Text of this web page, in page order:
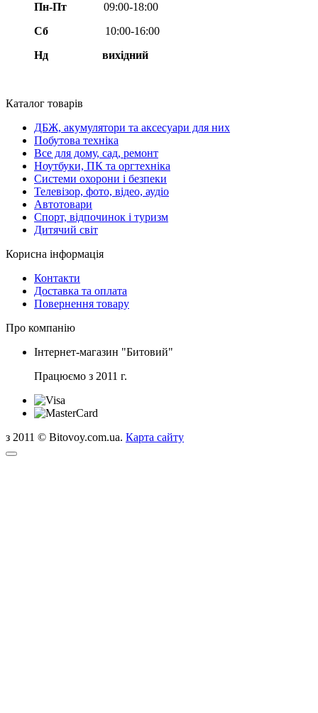
Пн-Пт
09:00-18:00
Сб
10:00-16:00
Нд вихідний
Каталог товарів
ДБЖ, акумулятори та аксесуари для них
Побутова техніка
Все для дому, сад, ремонт
Ноутбуки, ПК та оргтехніка
Системи охорони і безпеки
Телевізор, фото, відео, аудіо
Автотовари
Спорт, відпочинок і туризм
Дитячий світ
Корисна інформація
Контакти
Доставка та оплата
Повернення товару
Про компанію
Інтернет-магазин "Битовий"
Працюємо з 2011 г.
з 2011 © Bitovoy.com.ua. Карта сайту